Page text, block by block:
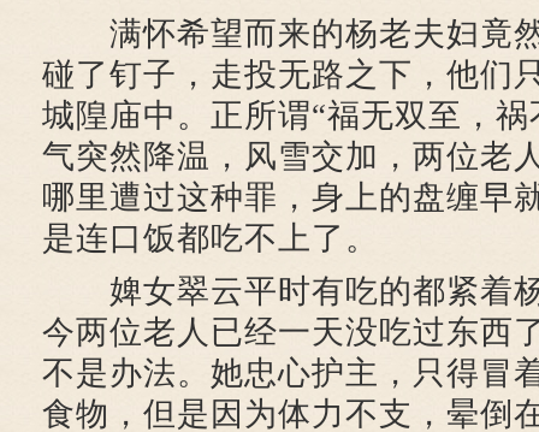
满怀希望而来的杨老夫妇竟
碰了钉子，走投无路之下，他们
城隍庙中。正所谓“福无双至，
气突然降温，风雪交加，两位老
哪里遭过这种罪，身上的盘缠早
是连口饭都吃不上了。
婢女翠云平时有吃的都紧着
今两位老人已经一天没吃过东西
不是办法。她忠心护主，只得冒
食物，但是因为体力不支，晕倒